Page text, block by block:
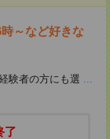
～など好きな
験者の方にも選 ...
了